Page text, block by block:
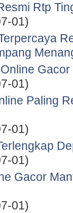
Rtp
01)
01)
Paling
01)
01)
Gacor
01)